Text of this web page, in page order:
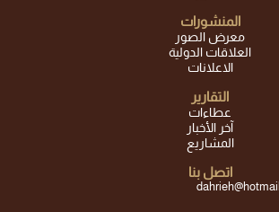
المنشورات
معرض الصور
العلاقات الدولية
الاعلانات
التقارير
عطاءات
آخر الأخبار
المشاريع
اتصل بنا